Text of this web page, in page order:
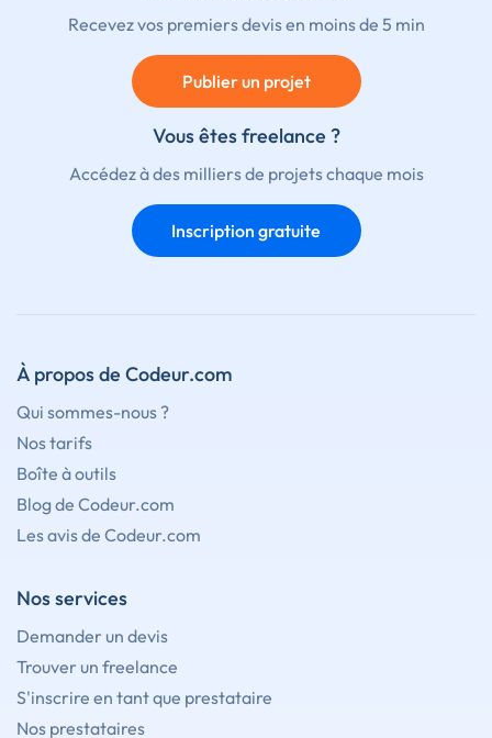
Recevez vos premiers devis en moins de 5 min
Publier un projet
Vous êtes freelance ?
Accédez à des milliers de projets chaque mois
Inscription gratuite
À propos de Codeur.com
Qui sommes-nous ?
Nos tarifs
Boîte à outils
Blog de Codeur.com
Les avis de Codeur.com
Nos services
Demander un devis
Trouver un freelance
S'inscrire en tant que prestataire
Nos prestataires